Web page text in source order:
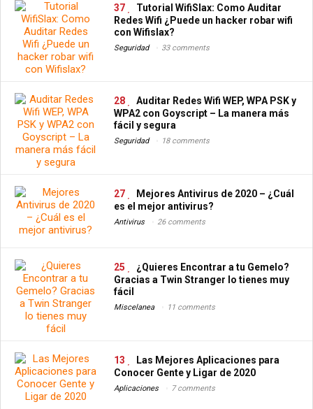
37
Tutorial WifiSlax: Como Auditar
Redes Wifi ¿Puede un hacker robar wifi
con Wifislax?
Seguridad 33 comments
28
Auditar Redes Wifi WEP, WPA PSK y
WPA2 con Goyscript – La manera más
fácil y segura
Seguridad 18 comments
27
Mejores Antivirus de 2020 – ¿Cuál
es el mejor antivirus?
Antivirus 26 comments
25
¿Quieres Encontrar a tu Gemelo?
Gracias a Twin Stranger lo tienes muy
fácil
Miscelanea 11 comments
13
Las Mejores Aplicaciones para
Conocer Gente y Ligar de 2020
Aplicaciones 7 comments